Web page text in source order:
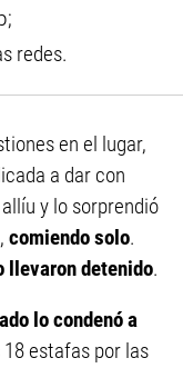
redes.
en el lugar,
a dar con
y lo sorprendió
comiendo solo.
llevaron detenido.
lo condenó a
18 estafas por las